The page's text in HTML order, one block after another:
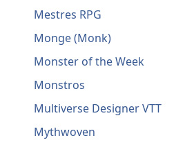
Mestres RPG
Monge (Monk)
Monster of the Week
Monstros
Multiverse Designer VTT
Mythwoven